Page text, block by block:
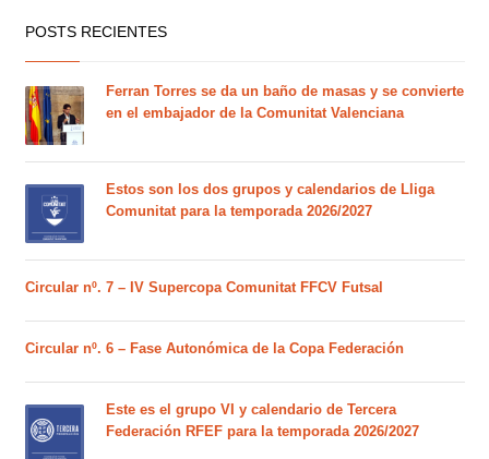
POSTS RECIENTES
Ferran Torres se da un baño de masas y se convierte
en el embajador de la Comunitat Valenciana
Estos son los dos grupos y calendarios de Lliga
Comunitat para la temporada 2026/2027
Circular nº. 7 – IV Supercopa Comunitat FFCV Futsal
Circular nº. 6 – Fase Autonómica de la Copa Federación
Este es el grupo VI y calendario de Tercera
Federación RFEF para la temporada 2026/2027